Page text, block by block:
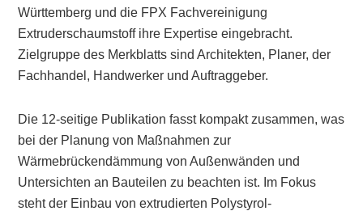
Württemberg und die FPX Fachvereinigung
Extruderschaumstoff ihre Expertise eingebracht.
Zielgruppe des Merkblatts sind Architekten, Planer, der
Fachhandel, Handwerker und Auftraggeber.
Die 12-seitige Publikation fasst kompakt zusammen, was
bei der Planung von Maßnahmen zur
Wärmebrückendämmung von Außenwänden und
Untersichten an Bauteilen zu beachten ist. Im Fokus
steht der Einbau von extrudierten Polystyrol-